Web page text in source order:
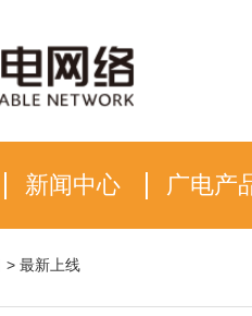
新闻中心 广电产
> 最新上线